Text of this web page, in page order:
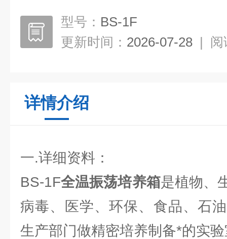
型号： BS-1F
更新时间： 2026-07-28 | 阅
详情介绍
一.详细资料：
BS-1F全温振荡培养箱是植物、
病毒、医学、环保、食品、石
生产部门做精密培养制备*的实